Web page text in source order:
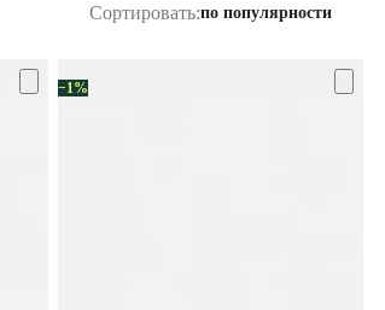
Сортировать:по популярности
−1%